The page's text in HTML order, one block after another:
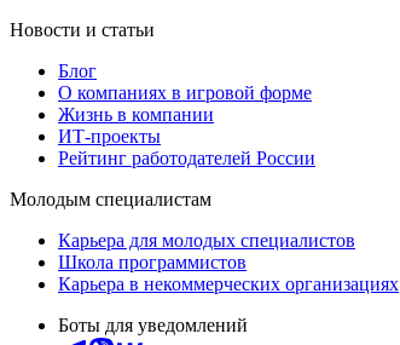
Новости и статьи
Блог
О компаниях в игровой форме
Жизнь в компании
ИТ-проекты
Рейтинг работодателей России
Молодым специалистам
Карьера для молодых специалистов
Школа программистов
Карьера в некоммерческих организациях
Боты для уведомлений